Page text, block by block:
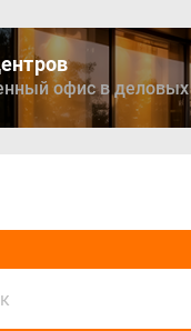
офис в деловых